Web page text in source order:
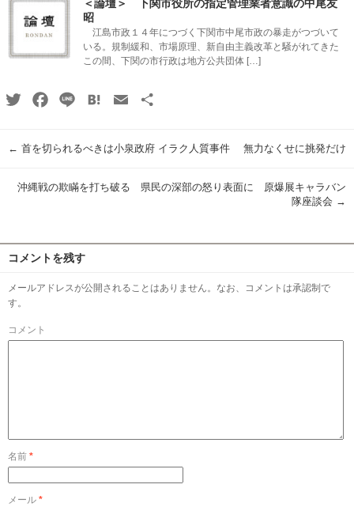
＜論壇＞ 下関市役所の指定管理業者意識の中尾友
昭
江島市政１４年につづく下関市中尾市政の暴走がつづいて
いる。規制緩和、市場原理、新自由主義改革と騒がれてきた
この間、下関の市行政は地方公共団体 […]
TwitterFacebook
Line HatenaEmail
← 首を切られるべきは小泉政府 イラク人質事件 無力なくせに挑発だけ
沖縄戦の欺瞞を打ち破る 県民の深部の怒り表面に 原爆展キャラバン
隊座談会 →
コメントを残す
メールアドレスが公開されることはありません。なお、コメントは承認制で
す。
コメント
名前 *
メール *